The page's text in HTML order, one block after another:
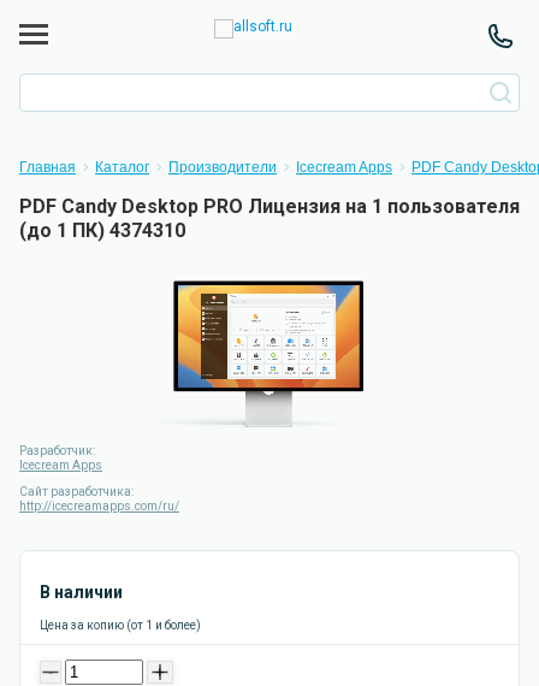
Главная Каталог Производители Icecream Apps PDF Candy
PDF Candy Desktop PRO Лицензия на 1 пользователя
(до 1 ПК) 4374310
Разработчик:
Icecream Apps
Сайт разработчика:
http://icecreamapps.com/ru/
В наличии
Цена за копию (от 1 и более)
- +